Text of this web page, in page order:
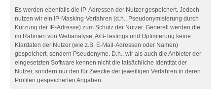
Es werden ebenfalls die IP-Adressen der Nutzer gespeichert. Jedoch
nutzen wir ein IP-Masking-Verfahren (d.h., Pseudonymisierung durch
Kürzung der IP-Adresse) zum Schutz der Nutzer. Generell werden die
im Rahmen von Webanalyse, A/B-Testings und Optimierung keine
Klardaten der Nutzer (wie z.B. E-Mail-Adressen oder Namen)
gespeichert, sondern Pseudonyme. D.h., wir als auch die Anbieter der
eingesetzten Software kennen nicht die tatsächliche Identität der
Nutzer, sondern nur den für Zwecke der jeweiligen Verfahren in deren
Profilen gespeicherten Angaben.